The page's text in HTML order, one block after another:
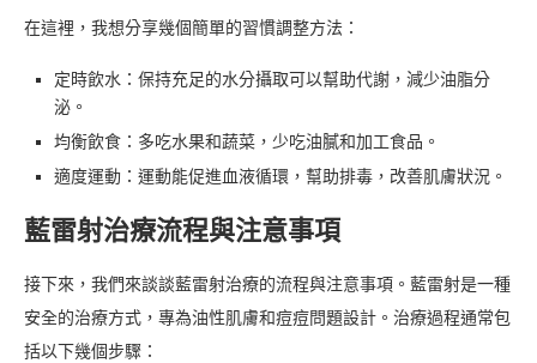
在這裡，我想分享幾個簡單的習慣調整方法：
定時飲水：保持充足的水分攝取可以幫助代謝，減少油脂分
泌。
均衡飲食：多吃水果和蔬菜，少吃油膩和加工食品。
適度運動：運動能促進血液循環，幫助排毒，改善肌膚狀況。
藍雷射治療流程與注意事項
接下來，我們來談談藍雷射治療的流程與注意事項。藍雷射是一種
安全的治療方式，專為油性肌膚和痘痘問題設計。治療過程通常包
括以下幾個步驟：